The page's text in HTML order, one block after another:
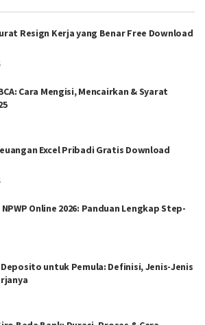
Resign Kerja yang Benar Free Download
Cara Mengisi, Mencairkan & Syarat
Excel Pribadi Gratis Download
Online 2026: Panduan Lengkap Step-
untuk Pemula: Definisi, Jenis-Jenis